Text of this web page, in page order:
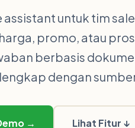
assistant untuk tim
promo, atau
berbasis
dengan
→ Lihat Fitur ↓